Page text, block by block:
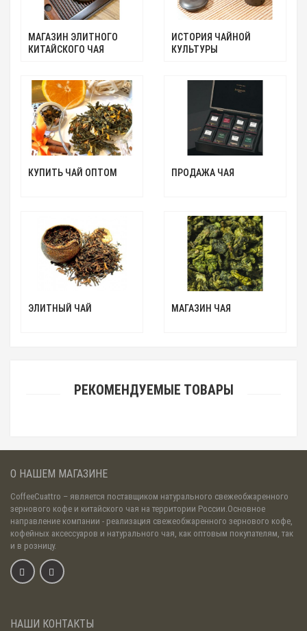
МАГАЗИН ЭЛИТНОГО
КИТАЙСКОГО ЧАЯ
ИСТОРИЯ ЧАЙНОЙ
КУЛЬТУРЫ
КУПИТЬ ЧАЙ ОПТОМ ПРОДАЖА ЧАЯ
ЭЛИТНЫЙ ЧАЙ МАГАЗИН ЧАЯ
РЕКОМЕНДУЕМЫЕ ТОВАРЫ
О НАШЕМ МАГАЗИНЕ
CoffeeCuattro – является поставщиком натурального свежеобжаренного
зернового кофе и китайского чая на территории России.Основное
направление компании - реализация свежеобжаренного зернового кофе,
кофейных аксессуаров и натурального чая, как оптовым покупателям, так
и в розницу.
НАШИ КОНТАКТЫ